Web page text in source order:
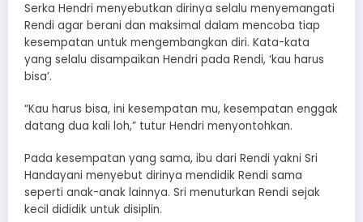
Serka Hendri menyebutkan dirinya selalu menyemangati
Rendi agar berani dan maksimal dalam mencoba tiap
kesempatan untuk mengembangkan diri. Kata-kata
yang selalu disampaikan Hendri pada Rendi, ‘kau harus
bisa’.
“Kau harus bisa, ini kesempatan mu, kesempatan enggak
datang dua kali loh,” tutur Hendri menyontohkan.
Pada kesempatan yang sama, ibu dari Rendi yakni Sri
Handayani menyebut dirinya mendidik Rendi sama
seperti anak-anak lainnya. Sri menuturkan Rendi sejak
kecil dididik untuk disiplin.